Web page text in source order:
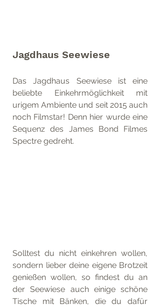
Jagdhaus Seewiese
Das Jagdhaus Seewiese ist eine
beliebte Einkehrmöglichkeit mit
urigem Ambiente und seit 2015 auch
noch Filmstar! Denn hier wurde eine
Sequenz des James Bond Filmes
Spectre gedreht.
Solltest du nicht einkehren wollen,
sondern lieber deine eigene Brotzeit
genießen wollen, so findest du an
der Seewiese auch einige schöne
Tische mit Bänken, die du dafür